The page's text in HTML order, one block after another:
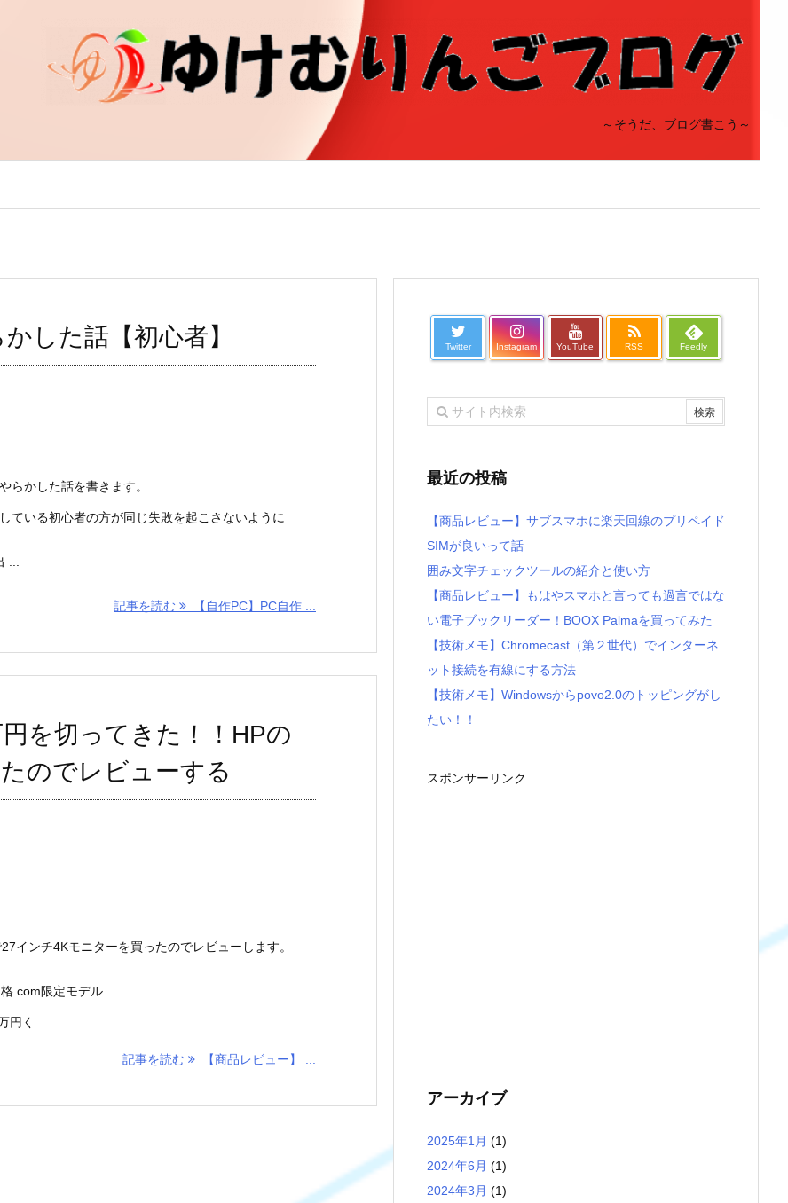
～そうだ、ブログ書こう～
した話【初心者】
らかした話を書きます。
ている初心者の方が同じ失敗を起こさないように
...
記事を読む 【自作PC】PC自作 ...
を切ってきた！！HPの
のでレビューする
インチ4Kモニターを買ったのでレビューします。
.com限定モデル
円く ...
記事を読む 【商品レビュー】 ...
Twitter Instagram YouTube RSS Feedly
最近の投稿
【商品レビュー】サブスマホに楽天回線のプリペイド
SIMが良いって話
囲み文字チェックツールの紹介と使い方
【商品レビュー】もはやスマホと言っても過言ではな
い電子ブックリーダー！BOOX Palmaを買ってみた
【技術メモ】Chromecast（第２世代）でインターネ
ット接続を有線にする方法
【技術メモ】Windowsからpovo2.0のトッピングがし
たい！！
スポンサーリンク
アーカイブ
2025年1月 (1)
2024年6月 (1)
2024年3月 (1)